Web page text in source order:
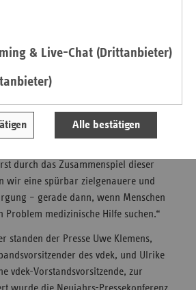
& Live-Chat (Drittanbieter)
Alle bestätigen
Versorgung und Patientensteuerung
ein Referentenentwurf für ein
Alltag tatsächlich funktioniert,
Wichtig seien dabei eine digital
die elektronische Überweisung
durch das Zusammenspiel dieser
wir eine spürbar zielgenauere und
– gerade dann, wenn Menschen
Problem medizinische Hilfe suchen.“
standen der Presse Uwe Klemens,
des vdek, und Ulrike
vdek-Vorstandsvorsitzende, zur